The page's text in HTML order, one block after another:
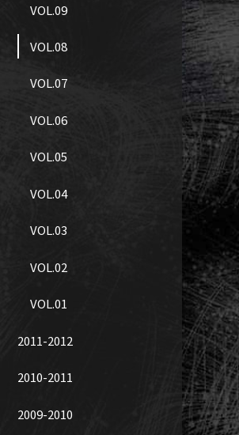
VOL.09
VOL.08
VOL.07
VOL.06
VOL.05
VOL.04
VOL.03
VOL.02
VOL.01
2011-2012
2010-2011
2009-2010